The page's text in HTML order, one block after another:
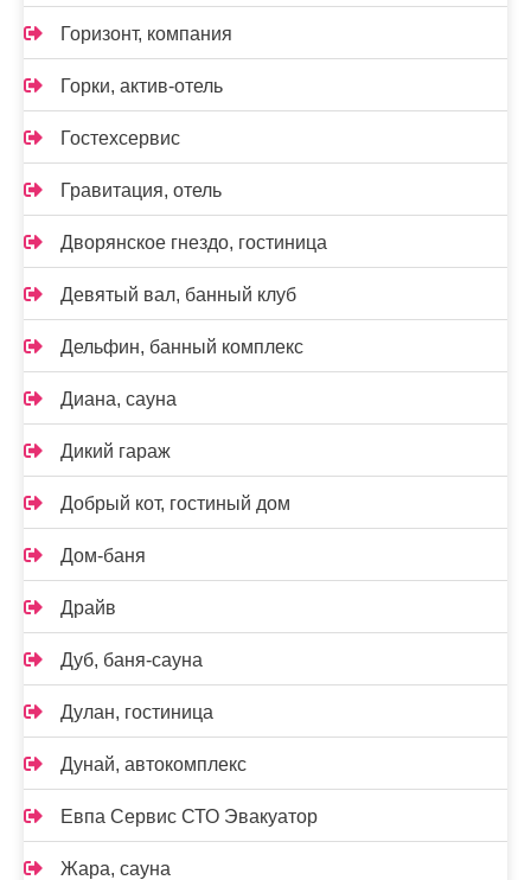
Горизонт, компания
Горки, актив-отель
Гостехсервис
Гравитация, отель
Дворянское гнездо, гостиница
Девятый вал, банный клуб
Дельфин, банный комплекс
Диана, сауна
Дикий гараж
Добрый кот, гостиный дом
Дом-баня
Драйв
Дуб, баня-сауна
Дулан, гостиница
Дунай, автокомплекс
Евпа Сервис СТО Эвакуатор
Жара, сауна